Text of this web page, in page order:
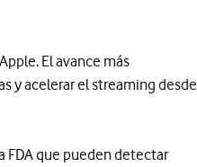
El avance más
y acelerar el streaming desde
FDA que pueden detectar